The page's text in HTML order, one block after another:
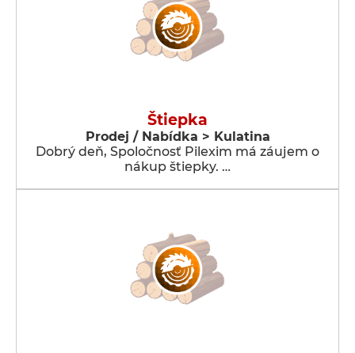
Štiepka
Prodej / Nabídka > Kulatina
Dobrý deň, Spoločnosť Pilexim má záujem o
nákup štiepky. …